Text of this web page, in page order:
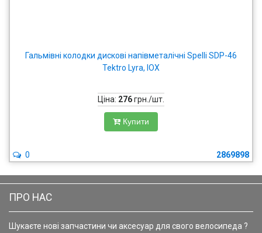
Гальмівні колодки дискові напівметалічні Spelli SDP-46
Tektro Lyra, IOX
Ціна: 276грн./шт.
Купити
2869898
0
ПРО НАС
Шукаєте нові запчастини чи аксесуар для свого велосипеда ?